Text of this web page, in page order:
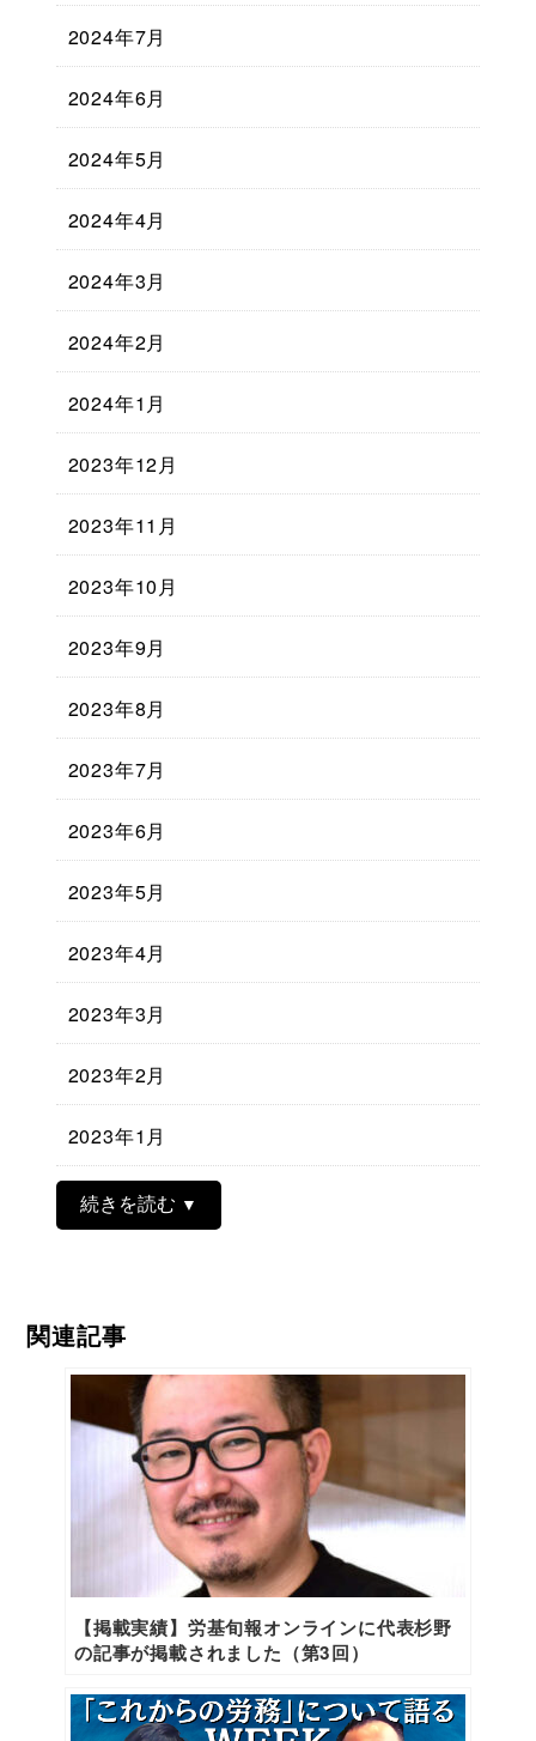
2024年7月
2024年6月
2024年5月
2024年4月
2024年3月
2024年2月
2024年1月
2023年12月
2023年11月
2023年10月
2023年9月
2023年8月
2023年7月
2023年6月
2023年5月
2023年4月
2023年3月
2023年2月
2023年1月
続きを読む
関連記事
【掲載実績】労基旬報オンラインに代表杉野
の記事が掲載されました（第3回）